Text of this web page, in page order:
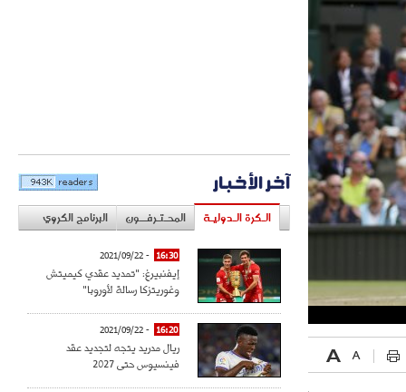
آخر الأخبار
الـكرة الـدوليـة المحـتـرفــون البرنامج الكروي
16:30
- 2021/09/22
إيفنبيرغ: "تمديد عقدي كيميتش
وغوريتزكا رسالة لأوروبا"
16:20
- 2021/09/22
ريال مدريد يتجه لتجديد عقد
فينسيوس حتى 2027